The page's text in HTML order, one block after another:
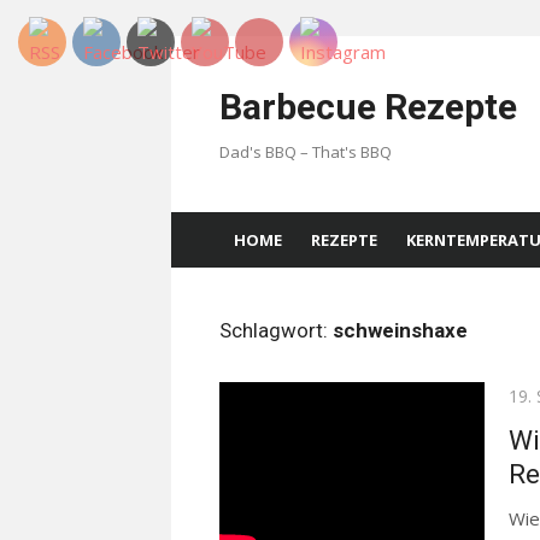
Skip
Barbecue Rezepte
Dad's BBQ – That's BBQ
HOME REZEPTE
Schlagwort: schweinshaxe
19.